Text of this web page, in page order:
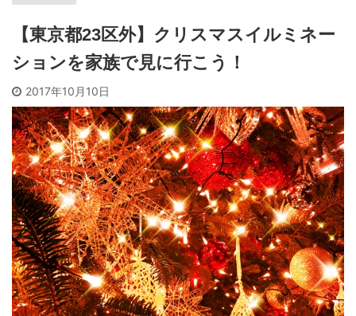
【東京都23区外】クリスマスイルミネー
ションを家族で見に行こう！
2017年10月10日